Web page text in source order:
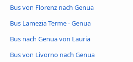
Bus von Florenz nach Genua
Bus Lamezia Terme - Genua
Bus nach Genua von Lauria
Bus von Livorno nach Genua